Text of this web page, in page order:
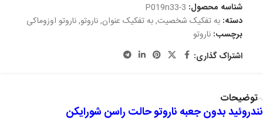
شناسه محصول: P019n33-3
دسته: به تفکیک شخصیت,به تفکیک عنوان,ناروتو,ناروتو اوزوماکی
برچسب: ناروتو
اشتراک گذاری:
توضیحات
نندروئید بدون جعبه ناروتو حالت راسن شورایکن